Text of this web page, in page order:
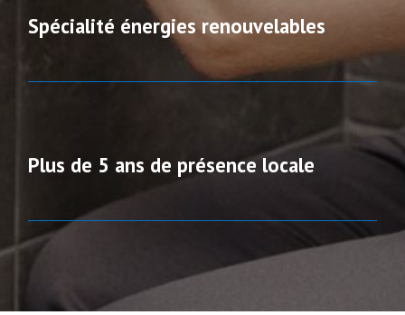
Spécialité énergies renouvelables
Plus de 5 ans de présence locale